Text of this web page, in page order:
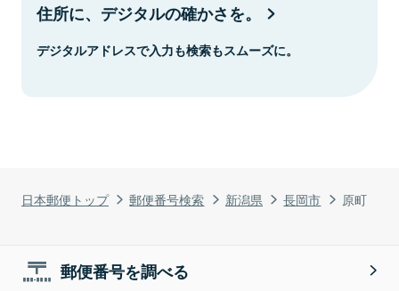
日本郵便トップ 郵便番号検索 新潟県 長岡市 原町
住所に、デジタルの確かさを。
デジタルアドレスで入力も検索もスムーズに。
郵便番号を調べる